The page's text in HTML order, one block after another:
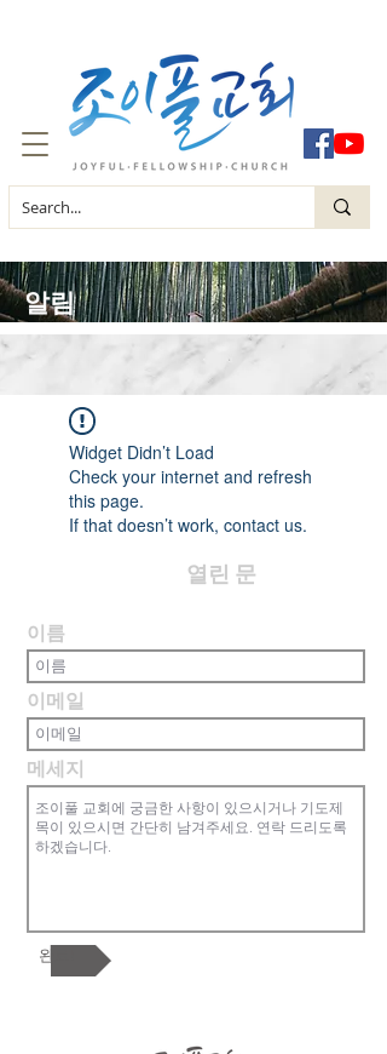
​알림
Widget Didn’t Load
Check your internet and refresh
this page.
If that doesn’t work, contact us.
​열린 문
이름
이메일
메세지
완료!